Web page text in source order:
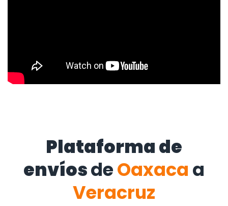
Plataforma de
envíosdeOaxaca a
Veracruz